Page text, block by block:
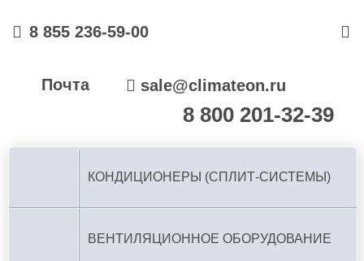
8 855 236-59-00
Почта sale@climateon.ru
8 800 201-32-39
КОНДИЦИОНЕРЫ (СПЛИТ-СИСТЕМЫ)
ВЕНТИЛЯЦИОННОЕ ОБОРУДОВАНИЕ